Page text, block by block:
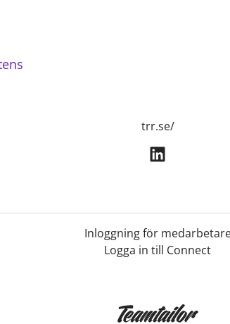
trr.se/
Inloggning för
Logga in till Connect